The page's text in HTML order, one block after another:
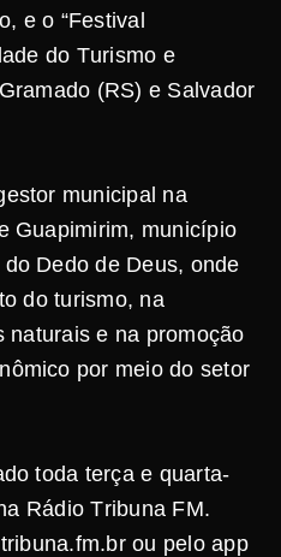
e o “Festival
do Turismo e
(RS) e Salvador
municipal na
Guapimirim, município
Dedo de Deus, onde
do turismo, na
naturais e na promoção
por meio do setor
toda terça e quarta-
Rádio Tribuna FM.
ou pelo app